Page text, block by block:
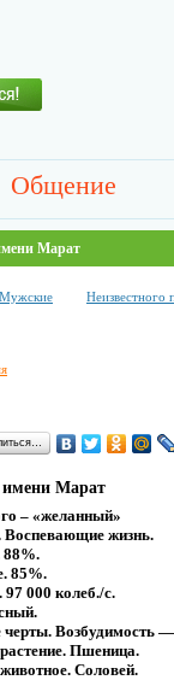
Общение
Марат
Мужские Неизвестного
имени Марат
– «желанный»
Воспевающие жизнь.
88%.
85%.
000 колеб./с.
Возбудимость
Пшеница.
Соловей.